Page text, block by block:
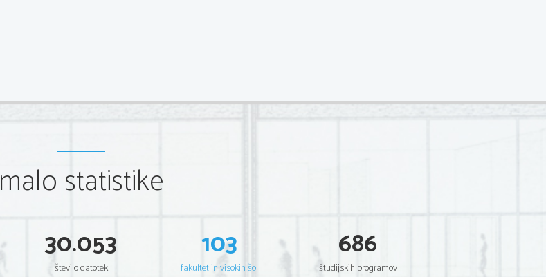
malo statistike
30.053
število datotek
103
fakultet in visokih šol
686
študijskih programov